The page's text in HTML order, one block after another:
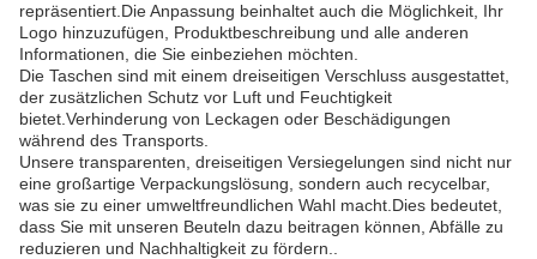
repräsentiert.Die Anpassung beinhaltet auch die Möglichkeit, Ihr
Logo hinzuzufügen, Produktbeschreibung und alle anderen
Informationen, die Sie einbeziehen möchten.
Die Taschen sind mit einem dreiseitigen Verschluss ausgestattet,
der zusätzlichen Schutz vor Luft und Feuchtigkeit
bietet.Verhinderung von Leckagen oder Beschädigungen
während des Transports.
Unsere transparenten, dreiseitigen Versiegelungen sind nicht nur
eine großartige Verpackungslösung, sondern auch recycelbar,
was sie zu einer umweltfreundlichen Wahl macht.Dies bedeutet,
dass Sie mit unseren Beuteln dazu beitragen können, Abfälle zu
reduzieren und Nachhaltigkeit zu fördern..